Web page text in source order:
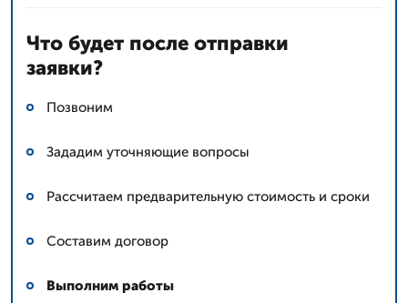
Что будет после отправки
заявки?
Позвоним
Зададим уточняющие вопросы
Рассчитаем предварительную стоимость и сроки
Составим договор
Выполним работы